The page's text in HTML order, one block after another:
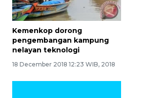
Kemenkop dorong
pengembangan kampung
nelayan teknologi
18 December 2018 12:23 WIB, 2018